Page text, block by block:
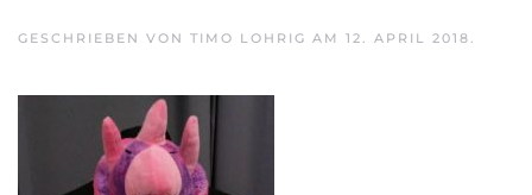
GESCHRIEBEN VON TIMO LOHRIG AM 12. APRIL 2018.